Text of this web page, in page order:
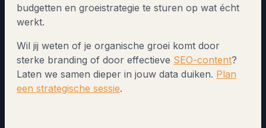
budgetten en groeistrategie te sturen op wat écht
werkt.
Wil jij weten of je organische groei komt door
sterke branding of door effectieve SEO-content?
Laten we samen dieper in jouw data duiken. Plan
een strategische sessie.